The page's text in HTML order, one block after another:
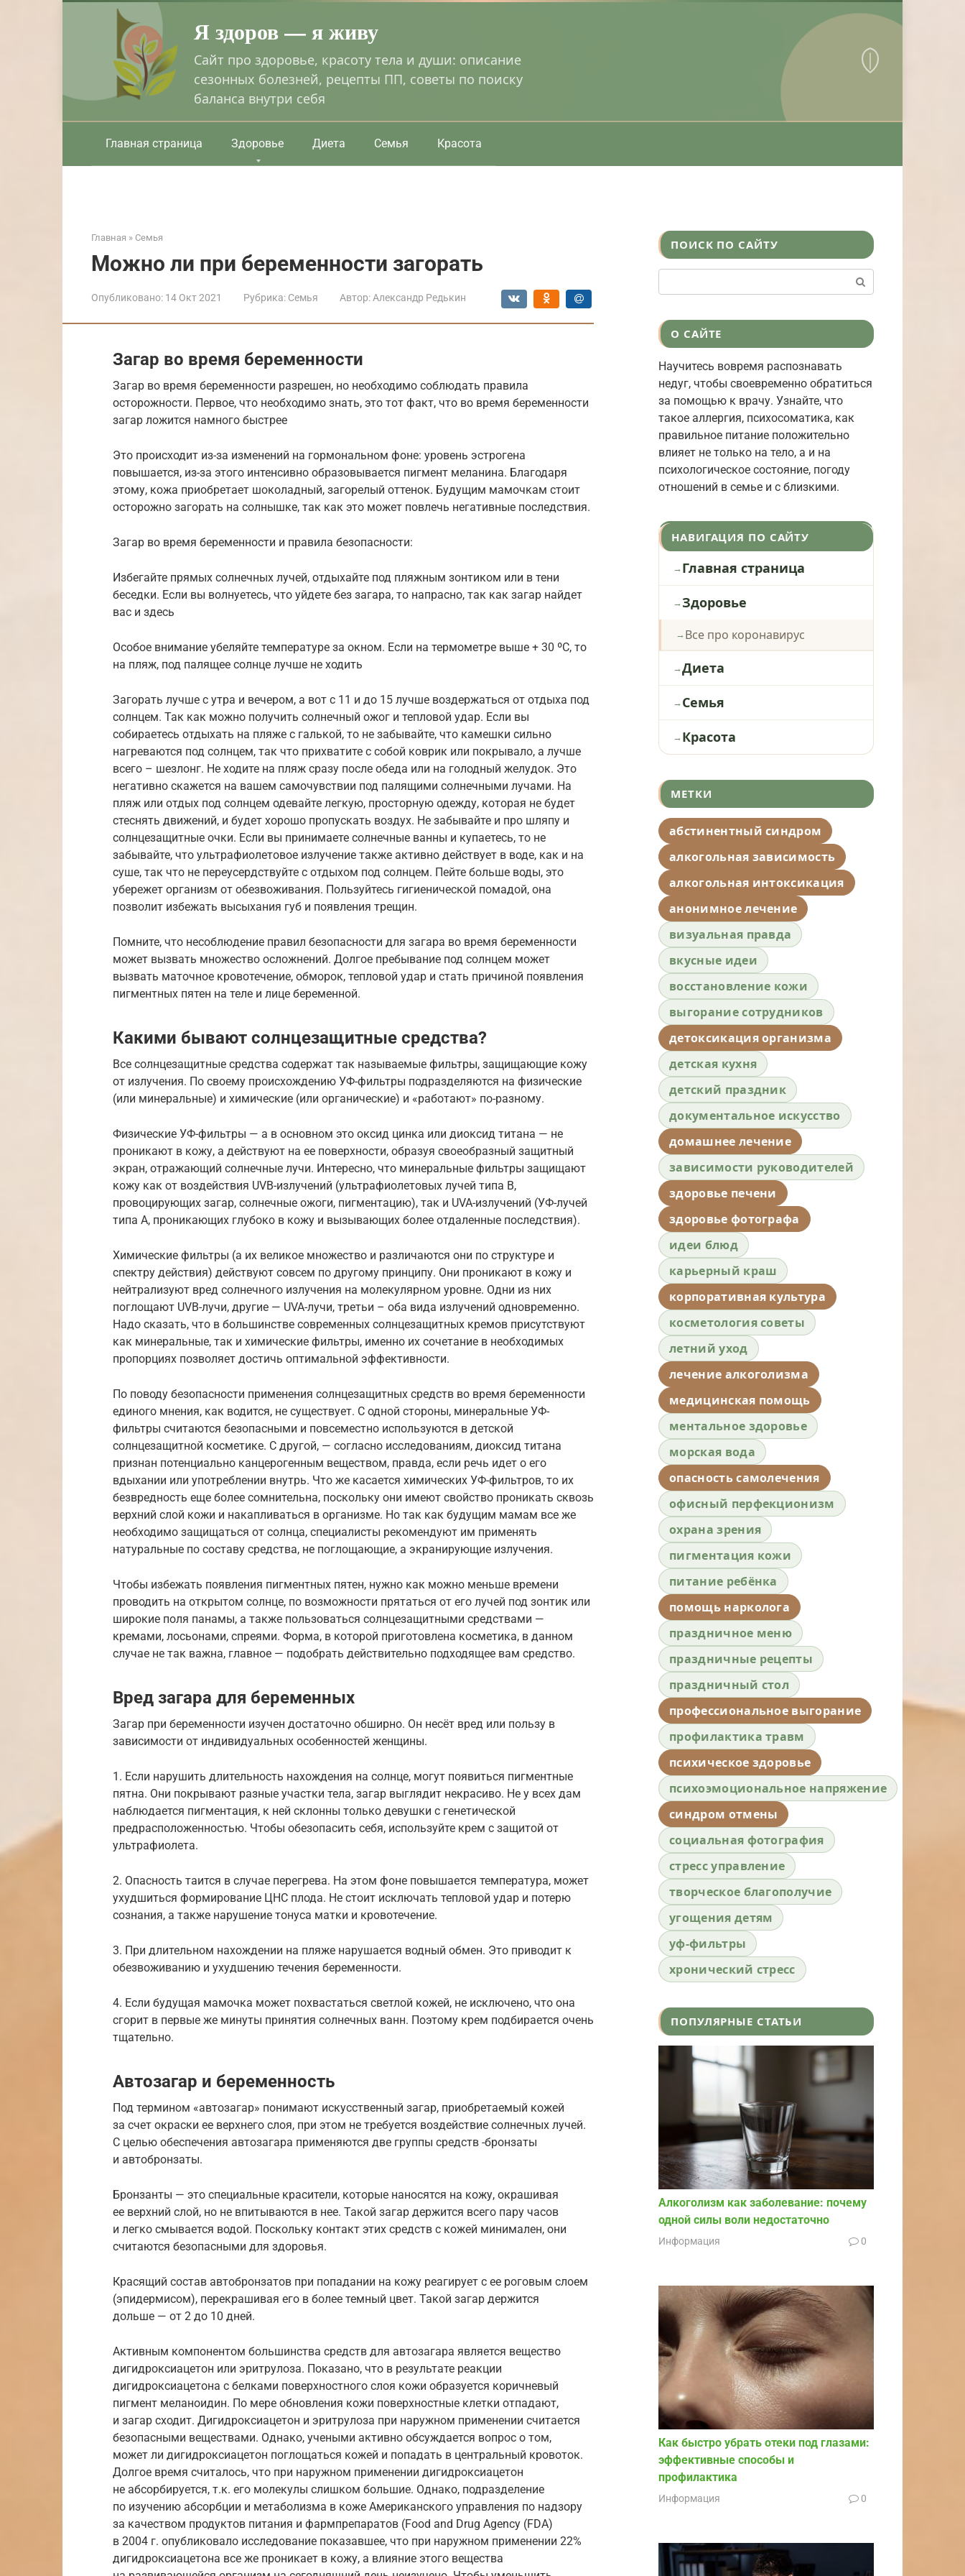
Я здоров — я живу
Сайт про здоровье, красоту тела и души: описание
сезонных болезней, рецепты ПП, советы по поиску
баланса внутри себя
Главная страница Здоровье Диета Семья Красота
Главная » Семья
Можно ли при беременности загорать
Опубликовано: 14 Окт 2021 Рубрика: Семья Автор: Александр Редькин
Загар во время беременности
Загар во время беременности разрешен, но необходимо соблюдать правила
осторожности. Первое, что необходимо знать, это тот факт, что во время беременности
загар ложится намного быстрее
Это происходит из-за изменений на гормональном фоне: уровень эстрогена
повышается, из-за этого интенсивно образовывается пигмент меланина. Благодаря
этому, кожа приобретает шоколадный, загорелый оттенок. Будущим мамочкам стоит
осторожно загорать на солнышке, так как это может повлечь негативные последствия.
Загар во время беременности и правила безопасности:
Избегайте прямых солнечных лучей, отдыхайте под пляжным зонтиком или в тени
беседки. Если вы волнуетесь, что уйдете без загара, то напрасно, так как загар найдет
вас и здесь
Особое внимание убеляйте температуре за окном. Если на термометре выше + 30 ºС, то
на пляж, под палящее солнце лучше не ходить
Загорать лучше с утра и вечером, а вот с 11 и до 15 лучше воздержаться от отдыха под
солнцем. Так как можно получить солнечный ожог и тепловой удар. Если вы
собираетесь отдыхать на пляже с галькой, то не забывайте, что камешки сильно
нагреваются под солнцем, так что прихватите с собой коврик или покрывало, а лучше
всего – шезлонг. Не ходите на пляж сразу после обеда или на голодный желудок. Это
негативно скажется на вашем самочувствии под палящими солнечными лучами. На
пляж или отдых под солнцем одевайте легкую, просторную одежду, которая не будет
стеснять движений, и будет хорошо пропускать воздух. Не забывайте и про шляпу и
солнцезащитные очки. Если вы принимаете солнечные ванны и купаетесь, то не
забывайте, что ультрафиолетовое излучение также активно действует в воде, как и на
суше, так что не переусердствуйте с отдыхом под солнцем. Пейте больше воды, это
убережет организм от обезвоживания. Пользуйтесь гигиенической помадой, она
позволит избежать высыхания губ и появления трещин.
Помните, что несоблюдение правил безопасности для загара во время беременности
может вызвать множество осложнений. Долгое пребывание под солнцем может
вызвать маточное кровотечение, обморок, тепловой удар и стать причиной появления
пигментных пятен на теле и лице беременной.
Какими бывают солнцезащитные средства?
Все солнцезащитные средства содержат так называемые фильтры, защищающие кожу
от излучения. По своему происхождению УФ-фильтры подразделяются на физические
(или минеральные) и химические (или органические) и «работают» по-разному.
Физические УФ-фильтры — а в основном это оксид цинка или диоксид титана — не
проникают в кожу, а действуют на ее поверхности, образуя своеобразный защитный
экран, отражающий солнечные лучи. Интересно, что минеральные фильтры защищают
кожу как от воздействия UVB-излучений (ультрафиолетовых лучей типа В,
провоцирующих загар, солнечные ожоги, пигментацию), так и UVA-излучений (УФ-лучей
типа А, проникающих глубоко в кожу и вызывающих более отдаленные последствия).
Химические фильтры (а их великое множество и различаются они по структуре и
спектру действия) действуют совсем по другому принципу. Они проникают в кожу и
нейтрализуют вред солнечного излучения на молекулярном уровне. Одни из них
поглощают UVB-лучи, другие — UVA-лучи, третьи – оба вида излучений одновременно.
Надо сказать, что в большинстве современных солнцезащитных кремов присутствуют
как минеральные, так и химические фильтры, именно их сочетание в необходимых
пропорциях позволяет достичь оптимальной эффективности.
По поводу безопасности применения солнцезащитных средств во время беременности
единого мнения, как водится, не существует. С одной стороны, минеральные УФ-
фильтры считаются безопасными и повсеместно используются в детской
солнцезащитной косметике. С другой, — согласно исследованиям, диоксид титана
признан потенциально канцерогенным веществом, правда, если речь идет о его
вдыхании или употреблении внутрь. Что же касается химических УФ-фильтров, то их
безвредность еще более сомнительна, поскольку они имеют свойство проникать сквозь
верхний слой кожи и накапливаться в организме. Но так как будущим мамам все же
необходимо защищаться от солнца, специалисты рекомендуют им применять
натуральные по составу средства, не поглощающие, а экранирующие излучения.
Чтобы избежать появления пигментных пятен, нужно как можно меньше времени
проводить на открытом солнце, по возможности прятаться от его лучей под зонтик или
широкие поля панамы, а также пользоваться солнцезащитными средствами —
кремами, лосьонами, спреями. Форма, в которой приготовлена косметика, в данном
случае не так важна, главное — подобрать действительно подходящее вам средство.
Вред загара для беременных
Загар при беременности изучен достаточно обширно. Он несёт вред или пользу в
зависимости от индивидуальных особенностей женщины.
1. Если нарушить длительность нахождения на солнце, могут появиться пигментные
пятна. Они покрывают разные участки тела, загар выглядит некрасиво. Не у всех дам
наблюдается пигментация, к ней склонны только девушки с генетической
предрасположенностью. Чтобы обезопасить себя, используйте крем с защитой от
ультрафиолета.
2. Опасность таится в случае перегрева. На этом фоне повышается температура, может
ухудшиться формирование ЦНС плода. Не стоит исключать тепловой удар и потерю
сознания, а также нарушение тонуса матки и кровотечение.
3. При длительном нахождении на пляже нарушается водный обмен. Это приводит к
обезвоживанию и ухудшению течения беременности.
4. Если будущая мамочка может похвастаться светлой кожей, не исключено, что она
сгорит в первые же минуты принятия солнечных ванн. Поэтому крем подбирается очень
тщательно.
Автозагар и беременность
Под термином «автозагар» понимают искусственный загар, приобретаемый кожей
за счет окраски ее верхнего слоя, при этом не требуется воздействие солнечных лучей.
С целью обеспечения автозагара применяются две группы средств -бронзаты
и автобронзаты.
Бронзанты — это специальные красители, которые наносятся на кожу, окрашивая
ее верхний слой, но не впитываются в нее. Такой загар держится всего пару часов
и легко смывается водой. Поскольку контакт этих средств с кожей минимален, они
считаются безопасными для здоровья.
Красящий состав автобронзатов при попадании на кожу реагирует с ее роговым слоем
(эпидермисом), перекрашивая его в более темный цвет. Такой загар держится
дольше — от 2 до 10 дней.
Активным компонентом большинства средств для автозагара является вещество
дигидроксиацетон или эритрулоза. Показано, что в результате реакции
дигидроксиацетона с белками поверхностного слоя кожи образуется коричневый
пигмент меланоидин. По мере обновления кожи поверхностные клетки отпадают,
и загар сходит. Дигидроксиацетон и эритрулоза при наружном применении считается
безопасными веществами. Однако, учеными активно обсуждается вопрос о том,
может ли дигидроксиацетон поглощаться кожей и попадать в центральный кровоток.
Долгое время считалось, что при наружном применении дигидроксиацетон
не абсорбируется, т.к. его молекулы слишком большие. Однако, подразделение
по изучению абсорбции и метаболизма в коже Американского управления по надзору
за качеством продуктов питания и фармпрепаратов (Food and Drug Agency (FDA)
в 2004 г. опубликовало исследование показавшее, что при наружном применении 22%
дигидроксиацетона все же проникает в кожу, а влияние этого вещества
ПОИСК ПО САЙТУ
О САЙТЕ
Научитесь вовремя распознавать
недуг, чтобы своевременно обратиться
за помощью к врачу. Узнайте, что
такое аллергия, психосоматика, как
правильное питание положительно
влияет не только на тело, а и на
психологическое состояние, погоду
отношений в семье и с близкими.
НАВИГАЦИЯ ПО САЙТУ
Главная страница
Здоровье
Все про коронавирус
Диета
Семья
Красота
МЕТКИ
абстинентный синдром
алкогольная зависимость
алкогольная интоксикация
анонимное лечение
визуальная правда
вкусные идеи
восстановление кожи
выгорание сотрудников
детоксикация организма
детская кухня
детский праздник
документальное искусство
домашнее лечение
зависимости руководителей
здоровье печени
здоровье фотографа
идеи блюд
карьерный краш
корпоративная культура
косметология советы
летний уход
лечение алкоголизма
медицинская помощь
ментальное здоровье
морская вода
опасность самолечения
офисный перфекционизм
охрана зрения
пигментация кожи
питание ребёнка
помощь нарколога
праздничное меню
праздничные рецепты
праздничный стол
профессиональное выгорание
профилактика травм
психическое здоровье
психоэмоциональное напряжение
синдром отмены
социальная фотография
стресс управление
творческое благополучие
угощения детям
уф-фильтры
хронический стресс
ПОПУЛЯРНЫЕ СТАТЬИ
Алкоголизм как заболевание: почему
одной силы воли недостаточно
Информация 0
Как быстро убрать отеки под глазами:
эффективные способы и
профилактика
Информация 0